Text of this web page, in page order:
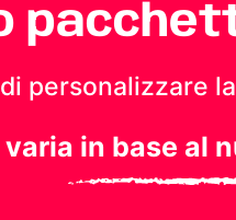
personalizzare
varia in base al